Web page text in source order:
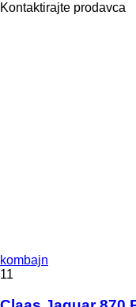
Kontaktirajte prodavca
kombajn
11